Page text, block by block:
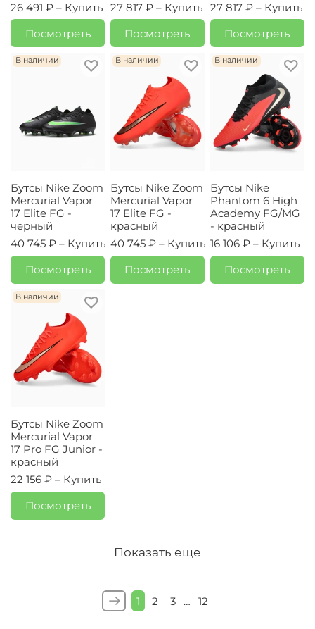
26 491 ₽ – Купить
Посмотреть
27 817 ₽ – Купить
Посмотреть
27 817 ₽ – Купить
Посмотреть
В наличии
Бутсы Nike Zoom
Mercurial Vapor
17 Elite FG -
черный
40 745 ₽ – Купить
Посмотреть
В наличии
Бутсы Nike Zoom
Mercurial Vapor
17 Elite FG -
красный
40 745 ₽ – Купить
Посмотреть
В наличии
Бутсы Nike
Phantom 6 High
Academy FG/MG
- красный
16 106 ₽ – Купить
Посмотреть
В наличии
Бутсы Nike Zoom
Mercurial Vapor
17 Pro FG Junior -
красный
22 156 ₽ – Купить
Посмотреть
Показать еще
1 2 3 … 12